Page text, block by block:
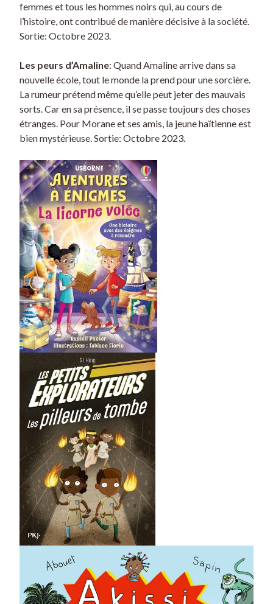
femmes et tous les hommes noirs qui, au cours de
l’histoire, ont contribué de manière décisive à la société.
Sortie: Octobre 2023.
Les peurs d’Amaline: Quand Amaline arrive dans sa
nouvelle école, tout le monde la prend pour une sorcière.
La rumeur prétend même qu’elle peut jeter des mauvais
sorts. Car en sa présence, il se passe toujours des choses
étranges. Pour Morane et ses amis, la jeune haïtienne est
bien mystérieuse. Sortie: Octobre 2023.